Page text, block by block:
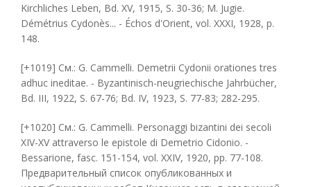
Kirchliches Leben, Bd. XV, 1915, S. 30-36; M. Jugie.
Démétrius Cydonès... - Échos d'Orient, vol. XXXI, 1928, p.
148.
[+1019] См.: G. Cammelli. Demetrii Cydonii orationes tres
adhuc ineditae. - Byzantinisch-neugriechische Jahrbücher,
Bd. III, 1922, S. 67-76; Bd. IV, 1923, S. 77-83; 282-295.
[+1020] См.: G. Cammelli. Personaggi bizantini dei secoli
XIV-XV attraverso le epistole di Demetrio Cidonio. -
Bessarione, fasc. 151-154, vol. XXIV, 1920, pp. 77-108.
Предварительный список опубликованных и